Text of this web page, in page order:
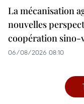
La mécanisation
nouvelles
coopération sino-
06/08/2026 08:10